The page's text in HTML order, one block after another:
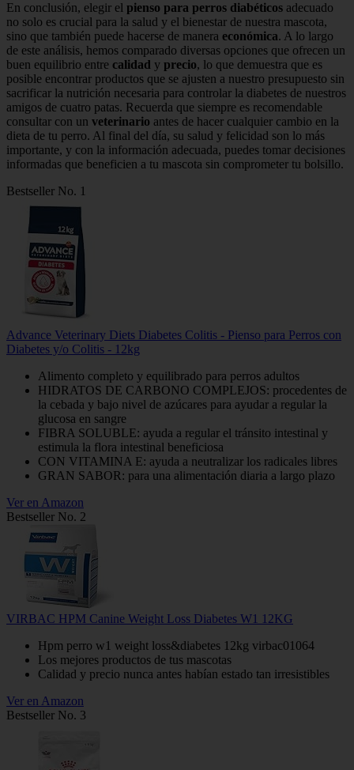
En conclusión, elegir el pienso para perros diabéticos adecuado
no solo es crucial para la salud y el bienestar de nuestra mascota,
sino que también puede hacerse de manera económica. A lo largo
de este análisis, hemos comparado diversas opciones que ofrecen un
buen equilibrio entre calidad y precio, lo que demuestra que es
posible encontrar productos que se ajusten a nuestro presupuesto sin
sacrificar la nutrición necesaria para controlar la diabetes de nuestros
amigos de cuatro patas. Recuerda que siempre es recomendable
consultar con un veterinario antes de hacer cualquier cambio en la
dieta de tu perro. Al final del día, su salud y felicidad son lo más
importante, y con la información adecuada, puedes tomar decisiones
informadas que beneficien a tu mascota sin comprometer tu bolsillo.
Bestseller No. 1
Advance Veterinary Diets Diabetes Colitis - Pienso para Perros con
Diabetes y/o Colitis - 12kg
Alimento completo y equilibrado para perros adultos
HIDRATOS DE CARBONO COMPLEJOS: procedentes de
la cebada y bajo nivel de azúcares para ayudar a regular la
glucosa en sangre
FIBRA SOLUBLE: ayuda a regular el tránsito intestinal y
estimula la flora intestinal beneficiosa
CON VITAMINA E: ayuda a neutralizar los radicales libres
GRAN SABOR: para una alimentación diaria a largo plazo
Ver en Amazon
Bestseller No. 2
VIRBAC HPM Canine Weight Loss Diabetes W1 12KG
Hpm perro w1 weight loss&diabetes 12kg virbac01064
Los mejores productos de tus mascotas
Calidad y precio nunca antes habían estado tan irresistibles
Ver en Amazon
Bestseller No. 3